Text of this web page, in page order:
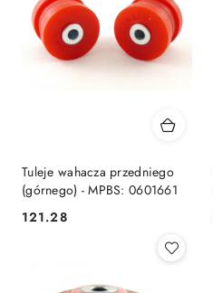
Tuleje wahacza przedniego
(górnego) - MPBS: 0601661
Cena:
121.28